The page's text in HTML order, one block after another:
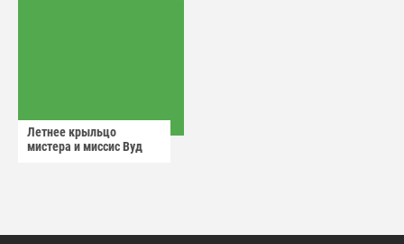
Летнее крыльцо
мистера и миссис Вуд